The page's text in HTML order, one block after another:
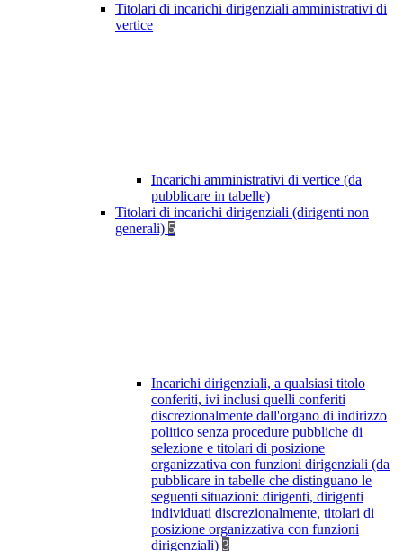
Titolari di incarichi dirigenziali amministrativi di
vertice
Incarichi amministrativi di vertice (da
pubblicare in tabelle)
Titolari di incarichi dirigenziali (dirigenti non
generali) 5
Incarichi dirigenziali, a qualsiasi titolo
conferiti, ivi inclusi quelli conferiti
discrezionalmente dall'organo di indirizzo
politico senza procedure pubbliche di
selezione e titolari di posizione
organizzativa con funzioni dirigenziali (da
pubblicare in tabelle che distinguano le
seguenti situazioni: dirigenti, dirigenti
individuati discrezionalmente, titolari di
posizione organizzativa con funzioni
dirigenziali) 3